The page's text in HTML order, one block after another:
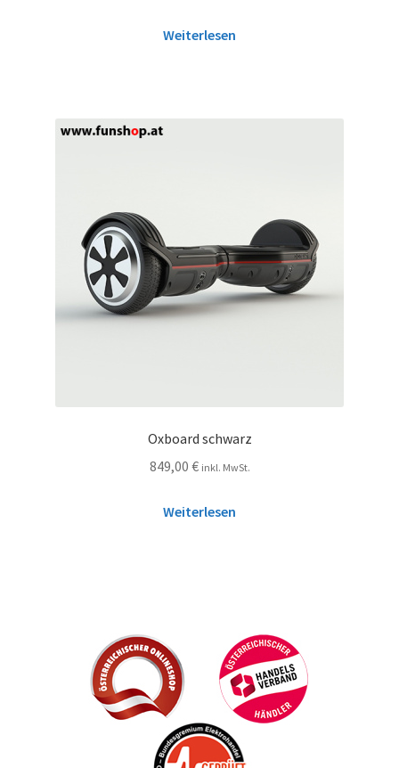
Weiterlesen
Oxboard schwarz
849,00 € inkl. MwSt.
Weiterlesen